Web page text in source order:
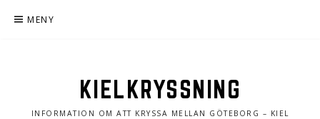
MENY
KIELKRYSSNING
INFORMATION OM ATT KRYSSA MELLAN GÖTEBORG – KIEL